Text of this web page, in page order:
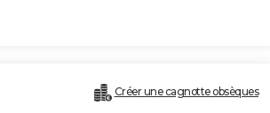
Créer une cagnotte obsèques